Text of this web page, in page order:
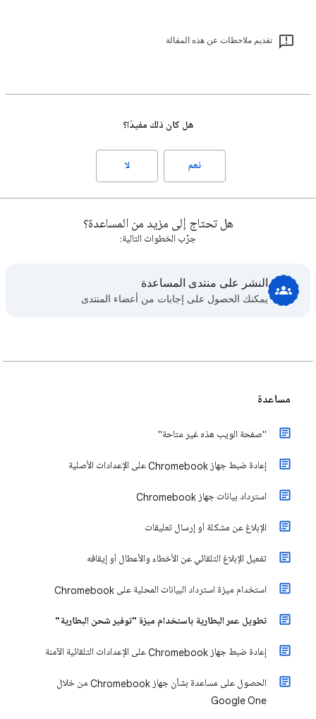
تقديم ملاحظات عن هذه المقالة
هل كان ذلك مفيدًا؟
نعم لا
هل تحتاج إلى مزيد من المساعدة؟
جرِّب الخطوات التالية:
النشر على منتدى المساعدة
يمكنك الحصول على إجابات من أعضاء المنتدى
مساعدة
"صفحة الويب هذه غير متاحة"
إعادة ضبط جهاز Chromebook على الإعدادات الأصلية
استرداد بيانات جهاز Chromebook
الإبلاغ عن مشكلة أو إرسال تعليقات
تفعيل الإبلاغ التلقائي عن الأخطاء والأعطال أو إيقافه
استخدام ميزة استرداد البيانات المحلية على Chromebook
تطويل عمر البطارية باستخدام ميزة "توفير شحن البطارية"
إعادة ضبط جهاز Chromebook على الإعدادات التلقائية الآمنة
الحصول على مساعدة بشأن جهاز Chromebook من خلال
Google One